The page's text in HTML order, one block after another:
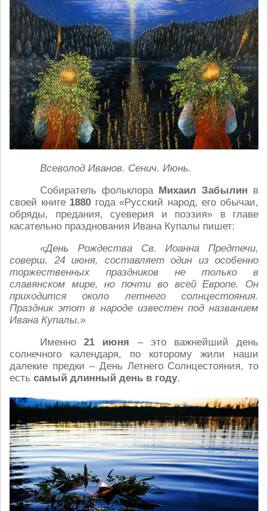
Всеволод Иванов. Сенич. Июнь.
Собиратель фольклора Михаил Забылин в
своей книге 1880 года «Русский народ, его обычаи,
обряды, предания, суеверия и поэзия» в главе
касательно празднования Ивана Купалы пишет:
«День Рождества Св. Иоанна Предтечи,
соверш. 24 июня, составляет один из особенно
торжественных праздников не только в
славянском мире, но почти во всей Европе. Он
приходится около летнего солнцестояния.
Праздник этот в народе известен под названием
Ивана Купалы.»
Именно21 июня – это важнейший день
солнечного календаря, по которому жили наши
далекие предки – День Летнего Солнцестояния, то
есть самый длинный день в году.